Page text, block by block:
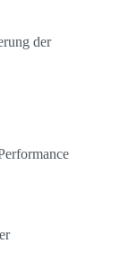
der